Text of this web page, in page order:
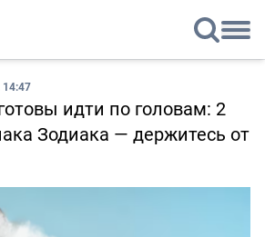
14:47
идти по головам: 2
Зодиака — держитесь от